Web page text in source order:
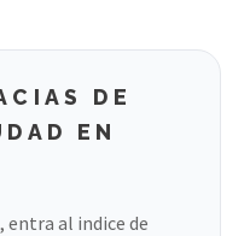
DE
EN
entra al indice de